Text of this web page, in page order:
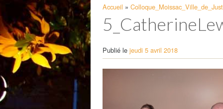
Accueil »
Publié le jeudi 5 avril 2018